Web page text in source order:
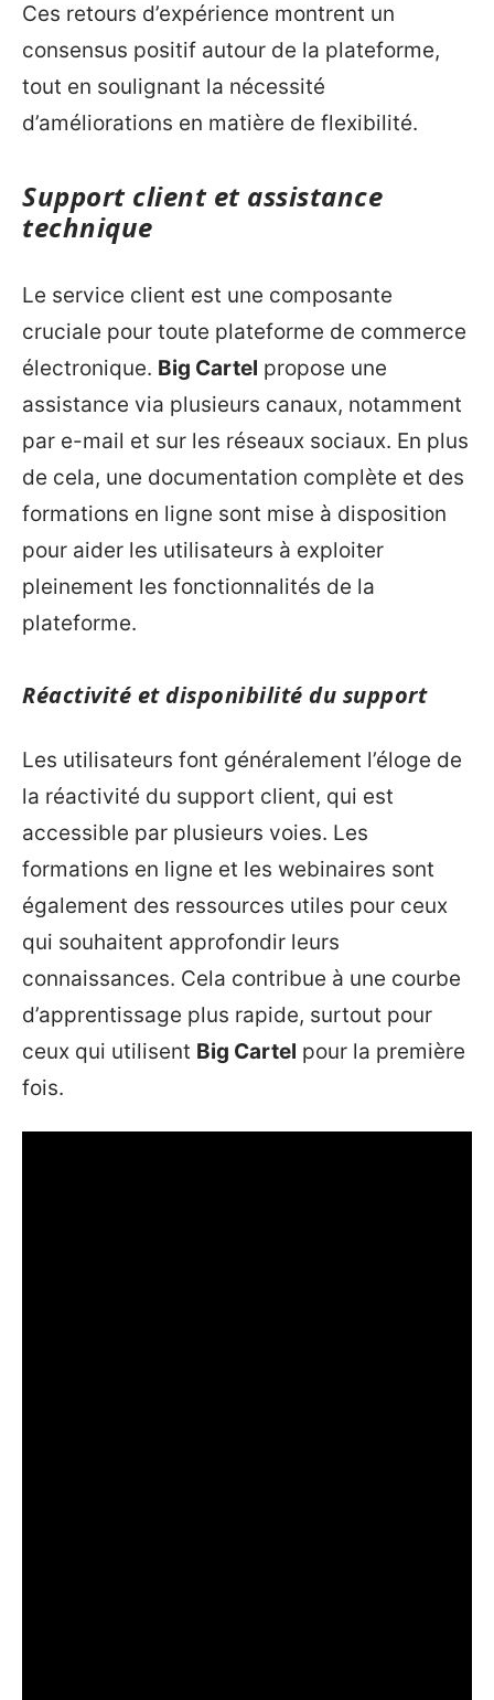
Ces retours d’expérience montrent un
consensus positif autour de la plateforme,
tout en soulignant la nécessité
d’améliorations en matière de flexibilité.
Support client et assistance
technique
Le service client est une composante
cruciale pour toute plateforme de commerce
électronique. Big Cartel propose une
assistance via plusieurs canaux, notamment
par e-mail et sur les réseaux sociaux. En plus
de cela, une documentation complète et des
formations en ligne sont mise à disposition
pour aider les utilisateurs à exploiter
pleinement les fonctionnalités de la
plateforme.
Réactivité et disponibilité du support
Les utilisateurs font généralement l’éloge de
la réactivité du support client, qui est
accessible par plusieurs voies. Les
formations en ligne et les webinaires sont
également des ressources utiles pour ceux
qui souhaitent approfondir leurs
connaissances. Cela contribue à une courbe
d’apprentissage plus rapide, surtout pour
ceux qui utilisent Big Cartel pour la première
fois.